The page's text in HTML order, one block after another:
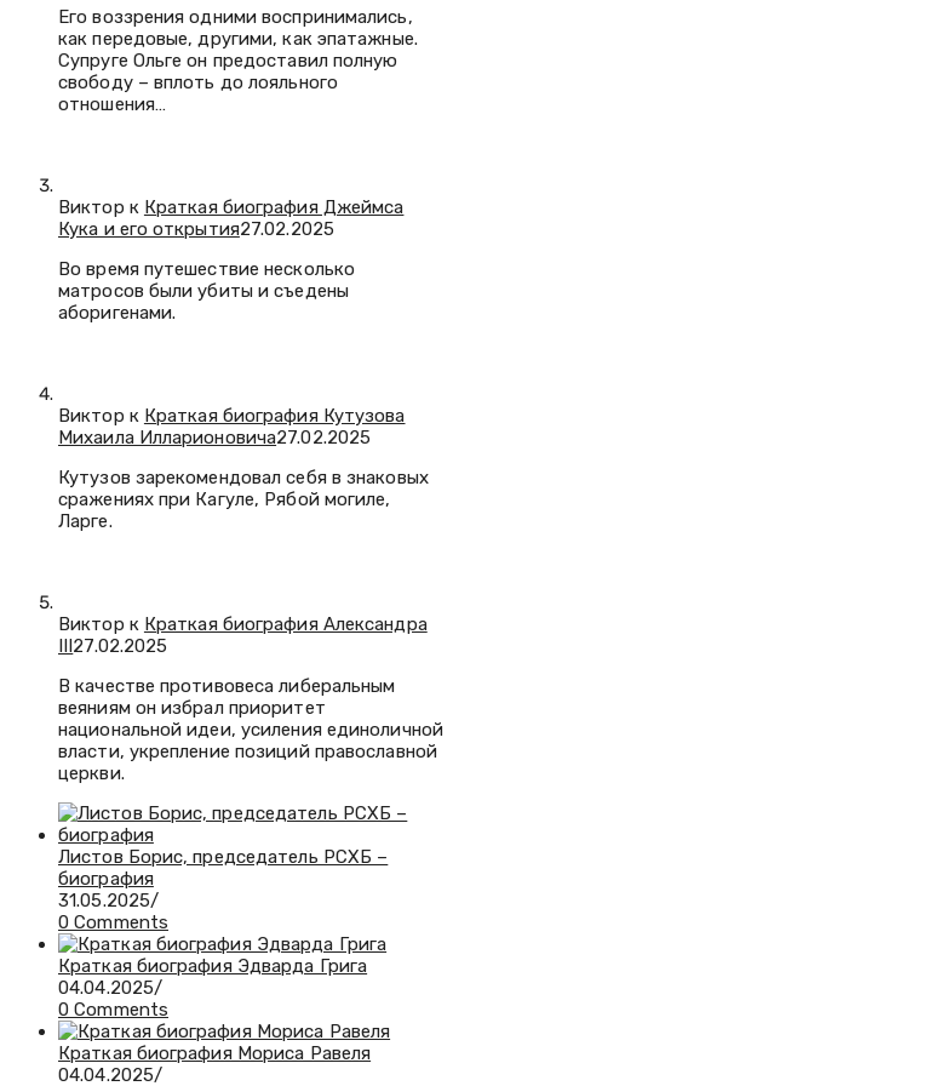
Его воззрения одними воспринимались,
как передовые, другими, как эпатажные.
Супруге Ольге он предоставил полную
свободу – вплоть до лояльного
отношения…
Виктор к Краткая биография Джеймса
Кука и его открытия27.02.2025
Во время путешествие несколько
матросов были убиты и съедены
аборигенами.
Виктор к Краткая биография Кутузова
Михаила Илларионовича27.02.2025
Кутузов зарекомендовал себя в знаковых
сражениях при Кагуле, Рябой могиле,
Ларге.
Виктор к Краткая биография Александра
III27.02.2025
В качестве противовеса либеральным
веяниям он избрал приоритет
национальной идеи, усиления единоличной
власти, укрепление позиций православной
церкви.
Листов Борис, председатель РСХБ –
биография
31.05.2025/
0 Comments
Краткая биография Эдварда Грига
04.04.2025/
0 Comments
Краткая биография Мориса Равеля
04.04.2025/